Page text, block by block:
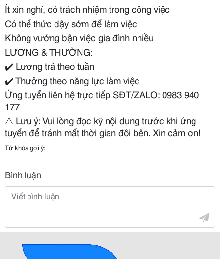
Ít xin nghỉ, có trách nhiệm trong công việc
Có thể thức dậy sớm để làm việc
Không vướng bận việc gia đình nhiều
LƯƠNG & THƯỞNG:
✔️ Lương trả theo tuần
✔️Thưởng theo năng lực làm việc
Ứng tuyển liên hệ trực tiếp SĐT/ZALO: 0983 940
177
⚠️ Lưu ý: Vui lòng đọc kỹ nội dung trước khi ứng
tuyển để tránh mất thời gian đôi bên. Xin cảm ơn!
Từ khóa gợi ý:
Bình luận